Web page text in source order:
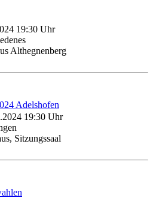
19:30 Uhr
Althegnenberg
Adelshofen
19:30 Uhr
Sitzungssaal